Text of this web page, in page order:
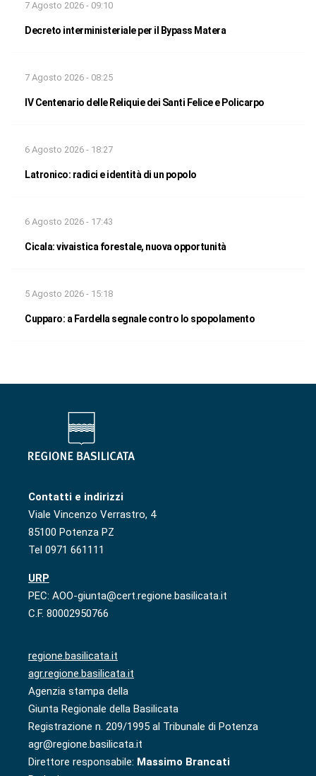
7 Agosto 2026 - 09:10
Decreto interministeriale per il Bypass Matera
7 Agosto 2026 - 08:25
IV Centenario delle Reliquie dei Santi Felice e Policarpo
6 Agosto 2026 - 18:27
Latronico: radici e identità di un popolo
6 Agosto 2026 - 17:43
Cicala: vivaistica forestale, nuova opportunità
5 Agosto 2026 - 15:18
Cupparo: a Fardella segnale contro lo spopolamento
Contatti e indirizzi
Viale Vincenzo Verrastro, 4
85100 Potenza PZ
Tel 0971 661111
URP
PEC: AOO-giunta@cert.regione.basilicata.it
C.F. 80002950766
regione.basilicata.it
agr.regione.basilicata.it
Agenzia stampa della
Giunta Regionale della Basilicata
Registrazione n. 209/1995 al Tribunale di Potenza
agr@regione.basilicata.it
Direttore responsabile: Massimo Brancati